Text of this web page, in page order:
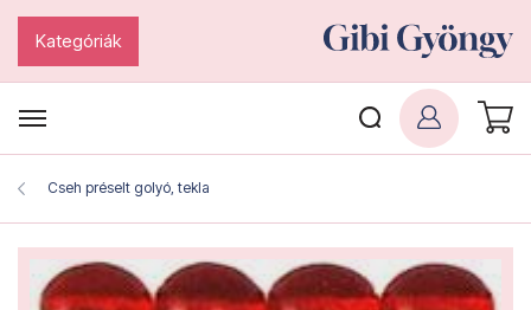
Kategóriák
Cseh préselt golyó, tekla